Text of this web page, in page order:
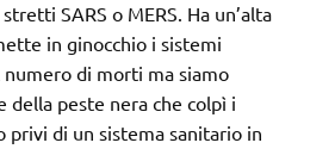
SARS o MERS. Ha un’alta
in ginocchio i sistemi
di morti ma siamo
della peste nera che colpì i
di un sistema sanitario in